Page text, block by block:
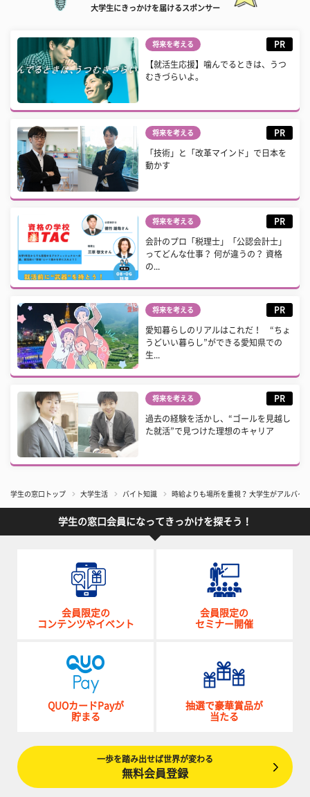
大学生にきっかけを届けるスポンサー
将来を考える PR
【就活生応援】噛んでるときは、うつ
むきづらいよ。
将来を考える PR
「技術」と「改革マインド」で日本を
動かす
将来を考える PR
会計のプロ「税理士」「公認会計士」
ってどんな仕事？ 何が違うの？ 資格
の...
将来を考える PR
愛知暮らしのリアルはこれだ！ “ちょ
うどいい暮らし”ができる愛知県での
生...
将来を考える PR
過去の経験を活かし、“ゴールを見越し
た就活”で見つけた理想のキャリア
学生の窓口トップ 大学生活 バイト知識 時給よりも場所を重視？ 大学生がアルバイ
学生の窓口会員になってきっかけを探そう！
会員限定の
コンテンツやイベント
会員限定の
セミナー開催
QUOカードPayが
貯まる
抽選で豪華賞品が
当たる
一歩を踏み出せば世界が変わる
無料会員登録